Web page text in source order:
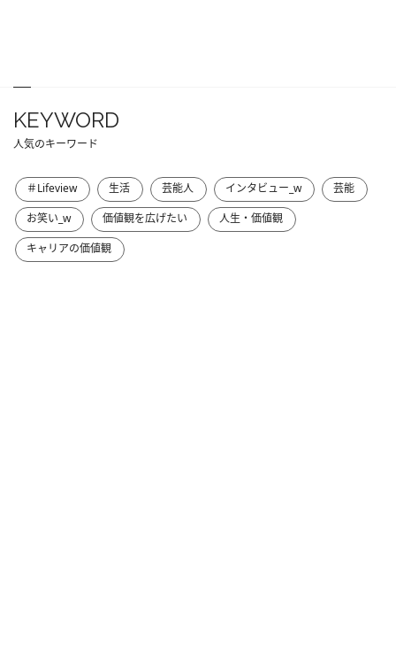
KEYWORD
人気のキーワード
＃Lifeview 生活 芸能人 インタビュー_w
芸能
お笑い_w
価値観を広げたい
人生・価値観
キャリアの価値観